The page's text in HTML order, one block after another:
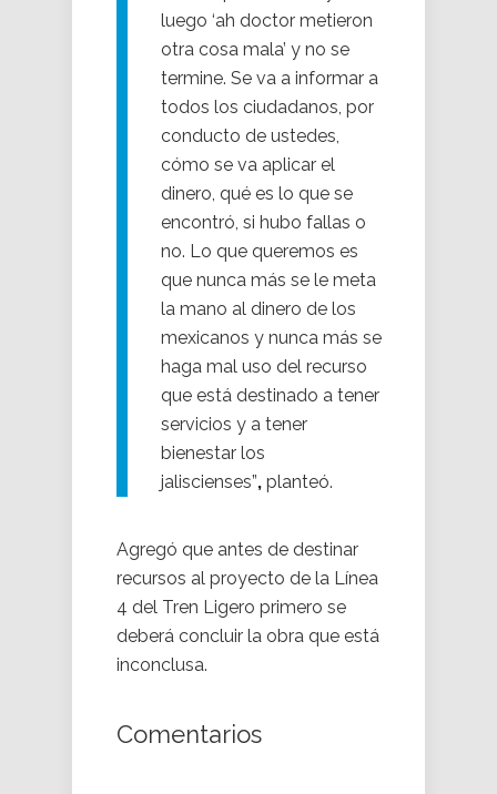
luego ‘ah doctor metieron
otra cosa mala’ y no se
termine. Se va a informar a
todos los ciudadanos, por
conducto de ustedes,
cómo se va aplicar el
dinero, qué es lo que se
encontró, si hubo fallas o
no. Lo que queremos es
que nunca más se le meta
la mano al dinero de los
mexicanos y nunca más se
haga mal uso del recurso
que está destinado a tener
servicios y a tener
bienestar los
jaliscienses”, planteó.
Agregó que antes de destinar
recursos al proyecto de la Línea
4 del Tren Ligero primero se
deberá concluir la obra que está
inconclusa.
Comentarios